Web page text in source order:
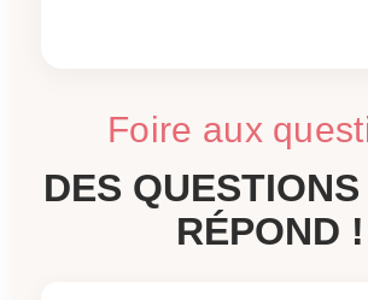
Foire aux
DES
RÉPOND !